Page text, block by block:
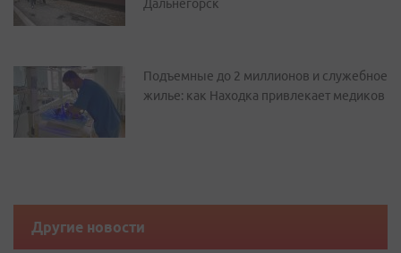
Дальнегорск
Подъемные до 2 миллионов и служебное
жилье: как Находка привлекает медиков
Другие новости